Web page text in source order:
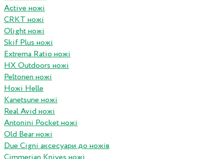
Active ножі
CRKT ножі
Olight ножі
Skif Plus ножі
Extrema Ratio ножі
HX Outdoors ножі
Peltonen ножі
Ножі Helle
Kanetsune ножі
Real Avid ножі
Antonini Pocket ножі
Old Bear ножі
Due Cigni аксесуари до ножів